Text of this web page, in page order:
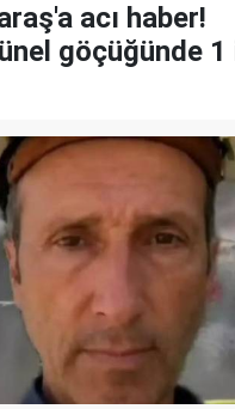
acı haber!
göçüğünde 1